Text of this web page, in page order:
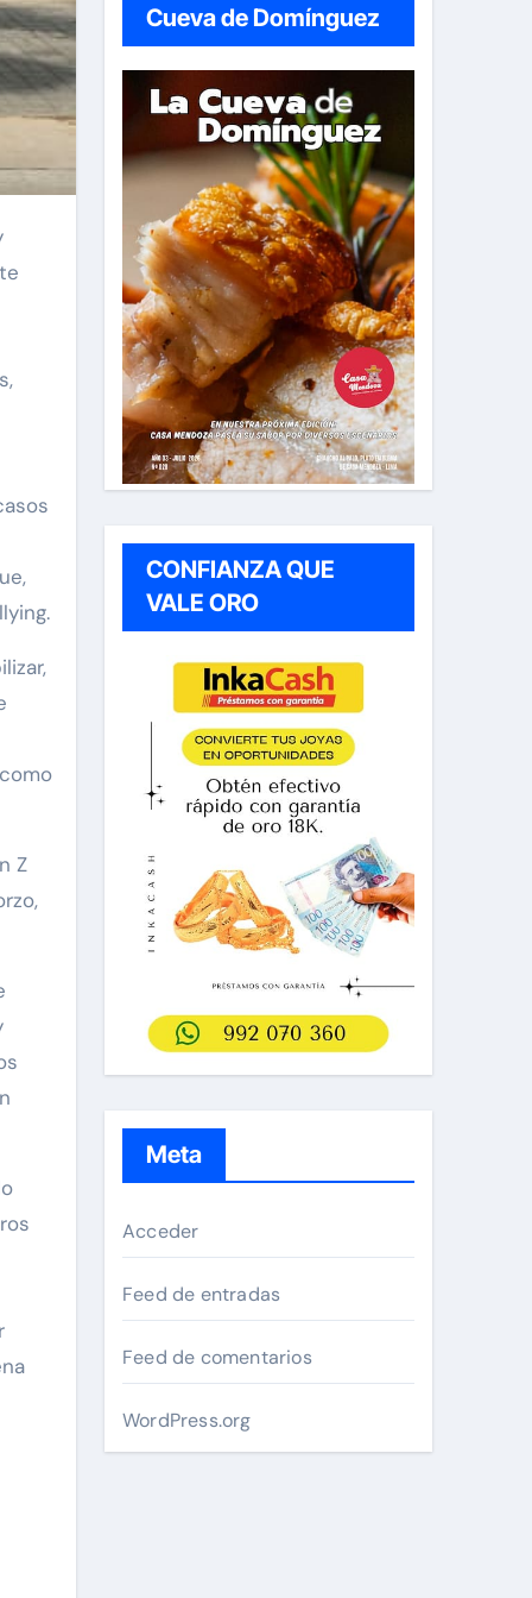
Z
Cueva de Domínguez
CONFIANZA QUE
VALE ORO
Meta
Acceder
Feed de entradas
Feed de comentarios
WordPress.org